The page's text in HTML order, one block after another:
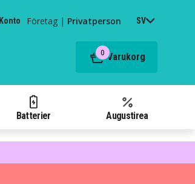
Konto Företag | Privatperson SV
0 Varukorg
Batterier Augustirea